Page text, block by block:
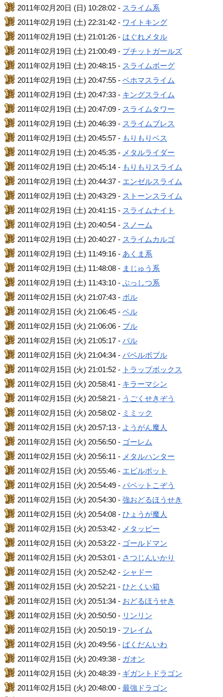
2011年02月20日 (日) 10:28:02 - スライム系
2011年02月19日 (土) 22:31:42 - ワイトキング
2011年02月19日 (土) 21:01:26 - はぐれメタル
2011年02月19日 (土) 21:00:49 - プチットガールズ
2011年02月19日 (土) 20:48:15 - スライムボーグ
2011年02月19日 (土) 20:47:55 -ベホマスライム
2011年02月19日 (土) 20:47:33 - キングスライム
2011年02月19日 (土) 20:47:09 - スライムタワー
2011年02月19日 (土) 20:46:39 - スライムブレス
2011年02月19日 (土) 20:45:57 - もりもりベス
2011年02月19日 (土) 20:45:35 - メタルライダー
2011年02月19日 (土) 20:45:14 - もりもりスライム
2011年02月19日 (土) 20:44:37 - エンゼルスライム
2011年02月19日 (土) 20:43:29 - ストーンスライム
2011年02月19日 (土) 20:41:15 - スライムナイト
2011年02月19日 (土) 20:40:54 - スノーム
2011年02月19日 (土) 20:40:27 - スライムカルゴ
2011年02月19日 (土) 11:49:16 - あくま系
2011年02月19日 (土) 11:48:08 - まじゅう系
2011年02月19日 (土) 11:43:10 -ぶっしつ系
2011年02月15日 (火) 21:07:43 - ボル
2011年02月15日 (火) 21:06:45 -ベル
2011年02月15日 (火) 21:06:06 - ブル
2011年02月15日 (火) 21:05:17 -バル
2011年02月15日 (火) 21:04:34 -バベルボブル
2011年02月15日 (火) 21:01:52 - トラップボックス
2011年02月15日 (火) 20:58:41 - キラーマシン
2011年02月15日 (火) 20:58:21 - うごくせきぞう
2011年02月15日 (火) 20:58:02 - ミミック
2011年02月15日 (火) 20:57:13 - ようがん魔人
2011年02月15日 (火) 20:56:50 - ゴーレム
2011年02月15日 (火) 20:56:11 - メタルハンター
2011年02月15日 (火) 20:55:46 - エビルポット
2011年02月15日 (火) 20:54:49 -パペットこぞう
2011年02月15日 (火) 20:54:30 -強おどるほうせき
2011年02月15日 (火) 20:54:08 -ひょうが魔人
2011年02月15日 (火) 20:53:42 - メタッピー
2011年02月15日 (火) 20:53:22 - ゴールドマン
2011年02月15日 (火) 20:53:01 - さつじんいかり
2011年02月15日 (火) 20:52:42 - シャドー
2011年02月15日 (火) 20:52:21 -ひとくい箱
2011年02月15日 (火) 20:51:34 - おどるほうせき
2011年02月15日 (火) 20:50:50 - リンリン
2011年02月15日 (火) 20:50:19 - フレイム
2011年02月15日 (火) 20:49:56 - ばくだんいわ
2011年02月15日 (火) 20:49:38 - ガオン
2011年02月15日 (火) 20:48:39 - ギガントドラゴン
2011年02月15日 (火) 20:48:00 -最強ドラゴン